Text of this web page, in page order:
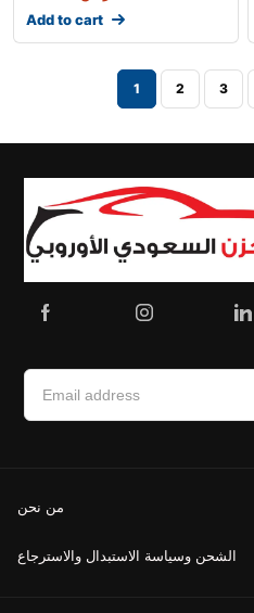
Add to cart
1 2 3
من نحن
الشحن وسياسة الاستبدال والاسترجاع